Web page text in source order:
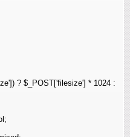
? $_POST['filesize'] * 1024 :